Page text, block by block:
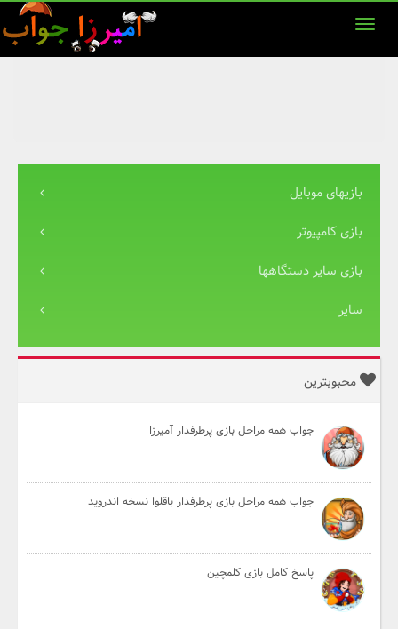
بازیهای موبایل
بازی کامپیوتر
بازی سایر دستگاهها
سایر
محبوبترین
جواب همه مراحل بازی پرطرفدار آمیرزا
جواب همه مراحل بازی پرطرفدار باقلوا نسخه اندروید
پاسخ کامل بازی کلمچین